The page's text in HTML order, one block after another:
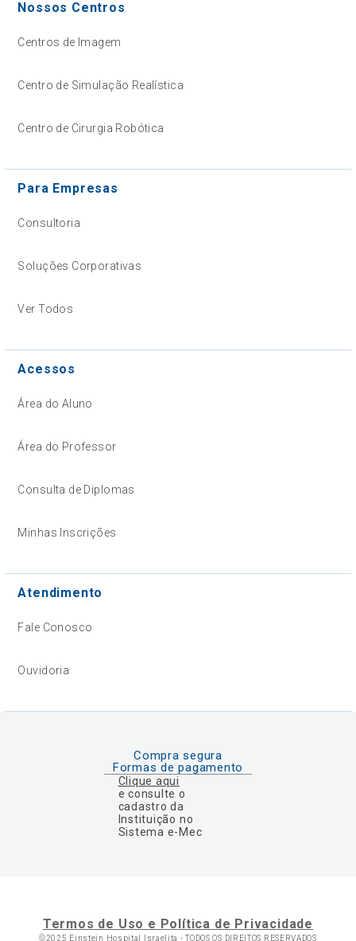
Nossos Centros
Centros de Imagem
Centro de Simulação Realística
Centro de Cirurgia Robótica
Para Empresas
Consultoria
Soluções Corporativas
Ver Todos
Acessos
Área do Aluno
Área do Professor
Consulta de Diplomas
Minhas Inscrições
Atendimento
Fale Conosco
Ouvidoria
Compra segura
Formas de pagamento
Clique aqui
e consulte o
cadastro da
Instituição no
Sistema e-Mec
Termos de Uso e Política de Privacidade
©2025 Einstein Hospital Israelita -TODOS OS DIREITOS RESERVADOS